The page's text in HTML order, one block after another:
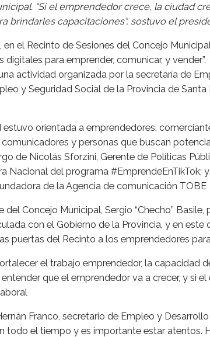
“Si el emprendedor crece, la ciudad
brindarles capacitaciones“, sostuvo el
en el Recinto de Sesiones del Concejo
digitales para emprender, comunicar, y vender”.
actividad organizada por la secretaría de
y Seguridad Social de la Provincia de
estuvo orientada a emprendedores,
comunicadores y personas que buscan
de Nicolás Sforzini, Gerente de Políticas
Nacional del programa #EmprendeEnTikTok;
de la Agencia de comunicación TOBE
del Concejo Municipal, Sergio “Checho”
con el Gobierno de la Provincia, y en
puertas del Recinto a los emprendedores
el trabajo emprendedor, la capacidad
que el emprendedor va a crecer, y si
Franco, secretario de Empleo y
todo el tiempo y es importante estar atentos.